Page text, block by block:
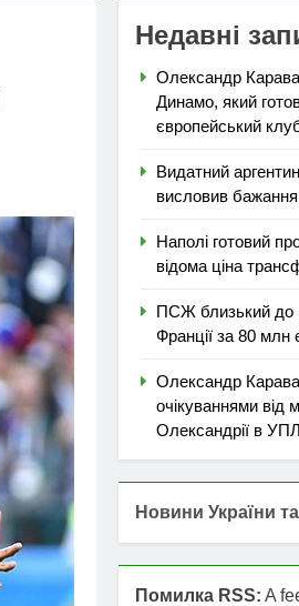
Недавні
Олександр
Динамо, який
європейський
Видатний
висловив
Наполі готовий
відома ціна
ПСЖ близький до
Франції за 80 млн
Олександр
очікуваннями від
Олександрії в УПЛ
Новини України
Помилка RSS: A